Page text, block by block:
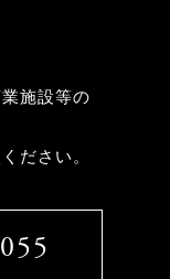
施設等の
ださい。